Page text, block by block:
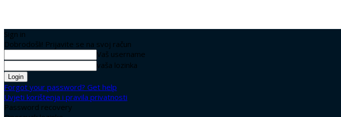
Sign in
Dobrodošli! Prijavite se na svoj račun
Vaš username
vaša lozinka
Forgot your password? Get help
Uvjeti korištenja i pravila privatnosti
Password recovery